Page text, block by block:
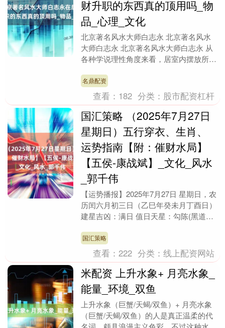
财升职的东西真的顶用吗_物
品_心理_文化
北京著名风水大师白志永 北京著名风水
大师白志永 北京著名风水大师白志永 从
各种学说理性角度来看，居室内摆放所
依据的心理暗示....
名鼎配资
查看： 182 分类： 股市配资杠杆
国汇策略 （2025年7月27日
星期日）五行穿衣、生肖、
运势指南【附：催财水局】
【五侯-康战斌】_文化_风水
_郭千伟
【运势播报】2025年7月27日 星期日，农
历闰六月初三日（乙巳年癸未月丁酉日）
建星吉凶：满日 值日天星：勾陈(黑道日)
牛、....
国汇策略
查看：222 分类：线上配资网站
米配资 上升水象+ 月亮水象_
能量_环境_双鱼
上升水象（巨蟹/天蝎/双鱼）+ 月亮水象
（巨蟹/天蝎/双鱼）的人是真正温柔的代